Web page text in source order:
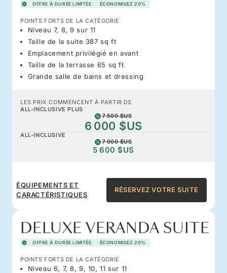
OFFRE À DURÉE LIMITÉE ÉCONOMISEZ 20%
POINTS FORTS DE LA CATÉGORIE
Niveau 7, 8, 9 sur 11
Taille de la suite 387 sq ft
Emplacement privilégié en avant
Taille de la terrasse 65 sq ft
Grande salle de bains et dressing
LES PRIX COMMENCENT À PARTIR DE
ALL-INCLUSIVE PLUS
7 500 $US
6 000 $US
ALL-INCLUSIVE
7 000 $US
5 600 $US
ÉQUIPEMENTS ET
CARACTÉRISTIQUES
RÉSERVEZ VOTRE SUITE
DELUXE VERANDA SUITE
OFFRE À DURÉE LIMITÉE ÉCONOMISEZ 20%
POINTS FORTS DE LA CATÉGORIE
Niveau 6, 7, 8, 9, 10, 11 sur 11